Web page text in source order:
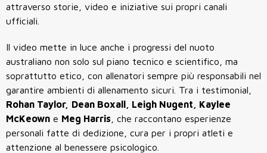
attraverso storie, video e iniziative sui propri canali
ufficiali.
Il video mette in luce anche i progressi del nuoto
australiano non solo sul piano tecnico e scientifico, ma
soprattutto etico, con allenatori sempre più responsabili nel
garantire ambienti di allenamento sicuri. Tra i testimonial,
Rohan Taylor, Dean Boxall, Leigh Nugent, Kaylee
McKeown e Meg Harris , che raccontano esperienze
personali fatte di dedizione, cura per i propri atleti e
attenzione al benessere psicologico.